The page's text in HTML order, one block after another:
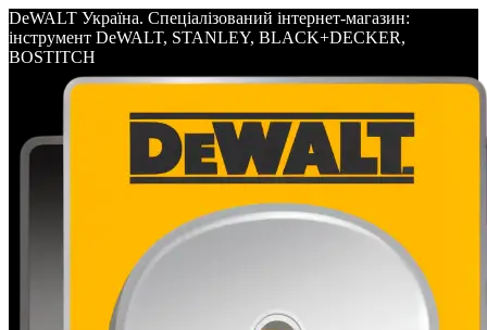
DeWALT Україна. Спеціалізований інтернет-магазин:
інструмент DeWALT, STANLEY, BLACK+DECKER,
BOSTITCH